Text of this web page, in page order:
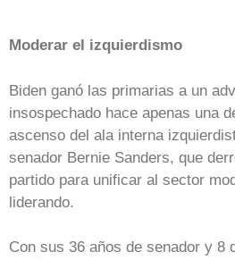
Moderar el izquierdismo
Biden ganó las primarias a un
insospechado hace apenas una
ascenso del ala interna
senador Bernie Sanders, que
partido para unificar al sector
liderando.
Con sus 36 años de senador y 8